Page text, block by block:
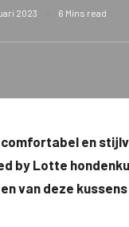
2023 6 Mins read
comfortabel en
by Lotte
van deze